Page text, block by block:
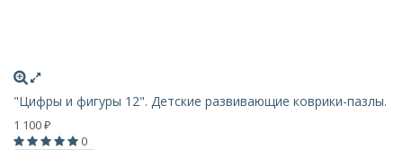
"Цифры и фигуры 12". Детские развивающие коврики-пазлы.
1 100 ₽
0